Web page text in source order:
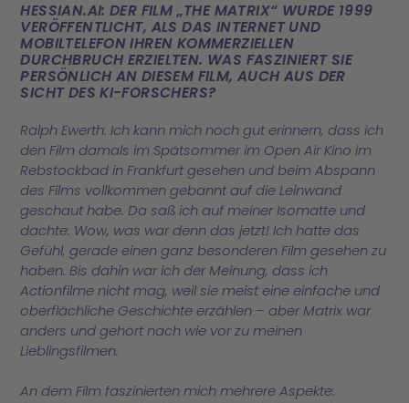
HESSIAN.AI: DER FILM „THE MATRIX“ WURDE 1999
VERÖFFENTLICHT, ALS DAS INTERNET UND
MOBILTELEFON IHREN KOMMERZIELLEN
DURCHBRUCH ERZIELTEN. WAS FASZINIERT SIE
PERSÖNLICH AN DIESEM FILM, AUCH AUS DER
SICHT DES KI-FORSCHERS?
Ralph Ewerth: Ich kann mich noch gut erinnern, dass ich
den Film damals im Spätsommer im Open Air Kino im
Rebstockbad in Frankfurt gesehen und beim Abspann
des Films vollkommen gebannt auf die Leinwand
geschaut habe. Da saß ich auf meiner Isomatte und
dachte: Wow, was war denn das jetzt! Ich hatte das
Gefühl, gerade einen ganz besonderen Film gesehen zu
haben. Bis dahin war ich der Meinung, dass ich
Actionfilme nicht mag, weil sie meist eine einfache und
oberflächliche Geschichte erzählen – aber Matrix war
anders und gehört nach wie vor zu meinen
Lieblingsfilmen.
An dem Film faszinierten mich mehrere Aspekte: